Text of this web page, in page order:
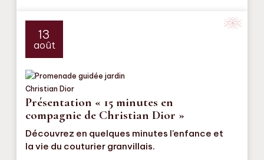
13
août
Présentation « 15 minutes en
compagnie de Christian Dior »
Découvrez en quelques minutes l’enfance et
la vie du couturier granvillais.